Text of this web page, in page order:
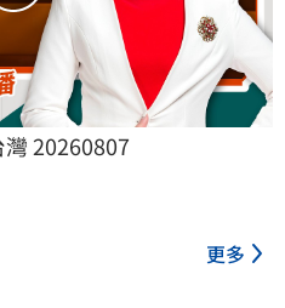
灣 20260807
更多